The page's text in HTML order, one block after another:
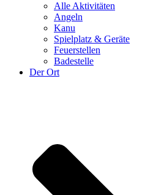
Alle Aktivitäten
Angeln
Kanu
Spielplatz & Geräte
Feuerstellen
Badestelle
Der Ort